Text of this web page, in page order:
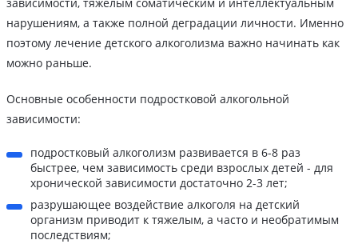
зависимости, тяжелым соматическим и интеллектуальным
нарушениям, а также полной деградации личности. Именно
поэтому лечение детского алкоголизма важно начинать как
можно раньше.
Основные особенности подростковой алкогольной
зависимости:
подростковый алкоголизм развивается в 6-8 раз
быстрее, чем зависимость среди взрослых детей - для
хронической зависимости достаточно 2-3 лет;
разрушающее воздействие алкоголя на детский
организм приводит к тяжелым, а часто и необратимым
последствиям;